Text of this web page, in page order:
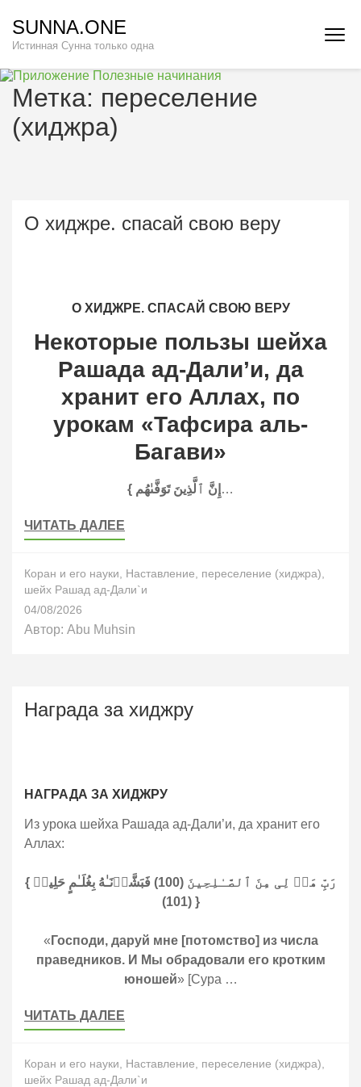
содержимому
(нажмите
Enter)
SUNNA.ONE
Истинная Сунна только одна
Метка: переселение
(хиджра)
О хиджре. спасай свою веру
О ХИДЖРЕ. СПАСАЙ СВОЮ ВЕРУ
Некоторые пользы шейха
Рашада ад-Дали’и, да
хранит его Аллах, по
урокам «Тафсира аль-
Багави»
{ ن ٱلذین َتوفىهم …
ЧИТАТЬ ДАЛЕЕ
Коран и его науки Наставление переселение (хиджра)
шейх Рашад ад-Дали`и
04/08/2026
Автор: Abu Muhsin
Награда за хиджру
НАГРАДА ЗА ХИДЖРУ
Из урока шейха Рашада ад-Дали’и, да хранит его
Аллах:
{ رَبِّ هَبۡ لِی مِنَ ٱلصَّـٰلِحِینَ (100) فَبَشَّرۡنَـٰهُ بِغُلَـٰمٍ حَلِیمࣲ
(101) }
« Господи, даруй мне [потомство] из числа
праведников. И Мы обрадовали его кротким
юношей» [Сура …
ЧИТАТЬ ДАЛЕЕ
Коран и его науки Наставление переселение (хиджра)
шейх Рашад ад-Дали`и